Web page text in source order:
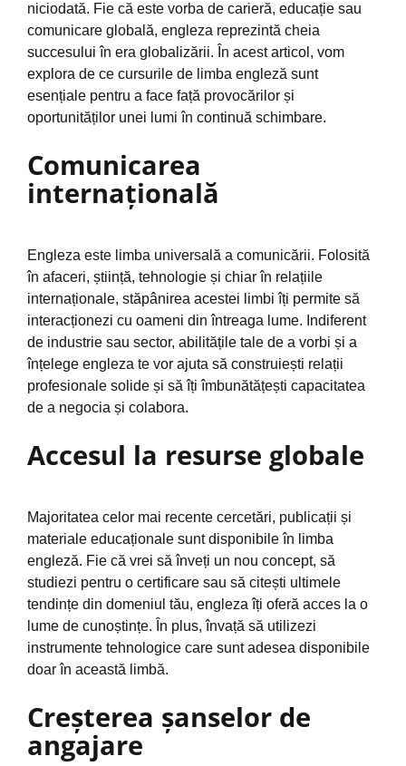
niciodată. Fie că este vorba de carieră, educație sau
comunicare globală, engleza reprezintă cheia
succesului în era globalizării. În acest articol, vom
explora de ce cursurile de limba engleză sunt
esențiale pentru a face față provocărilor și
oportunităților unei lumi în continuă schimbare.
Comunicarea
internațională
Engleza este limba universală a comunicării. Folosită
în afaceri, știință, tehnologie și chiar în relațiile
internaționale, stăpânirea acestei limbi îți permite să
interacționezi cu oameni din întreaga lume. Indiferent
de industrie sau sector, abilitățile tale de a vorbi și a
înțelege engleza te vor ajuta să construiești relații
profesionale solide și să îți îmbunătățești capacitatea
de a negocia și colabora.
Accesul la resurse globale
Majoritatea celor mai recente cercetări, publicații și
materiale educaționale sunt disponibile în limba
engleză. Fie că vrei să înveți un nou concept, să
studiezi pentru o certificare sau să citești ultimele
tendințe din domeniul tău, engleza îți oferă acces la o
lume de cunoștințe. În plus, învață să utilizezi
instrumente tehnologice care sunt adesea disponibile
doar în această limbă.
Creșterea șanselor de
angajare